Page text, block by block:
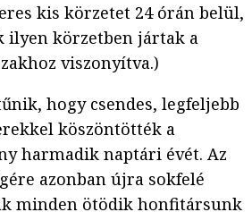
kis körzetet 24 órán belül,
ilyen körzetben jártak a
viszonyítva.)
hogy csendes, legfeljebb
köszöntötték a
harmadik naptári évét. Az
azonban újra sokfelé
minden ötödik honfitársunk